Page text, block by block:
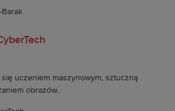
się uczeniem maszynowym, sztuczną
obrazów.